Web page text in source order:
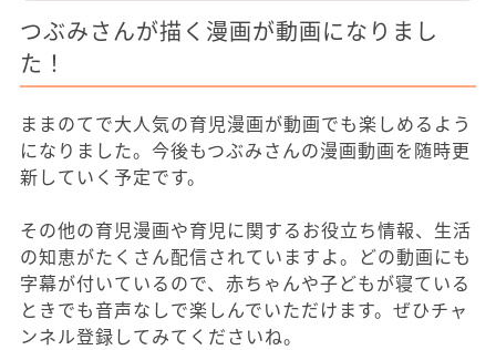
つぶみさんが描く漫画が動画になりまし
た！
ままのてで大人気の育児漫画が動画でも楽しめるよう
になりました。今後もつぶみさんの漫画動画を随時更
新していく予定です。
その他の育児漫画や育児に関するお役立ち情報、生活
の知恵がたくさん配信されていますよ。どの動画にも
字幕が付いているので、赤ちゃんや子どもが寝ている
ときでも音声なしで楽しんでいただけます。ぜひチャ
ンネル登録してみてくださいね。